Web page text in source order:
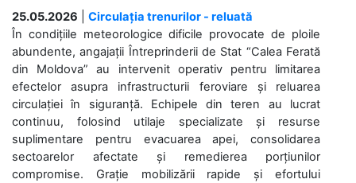
25.05.2026
Circulația trenurilor - reluată
În condițiile meteorologice dificile provocate de ploile
abundente, angajații Întreprinderii de Stat “Calea Ferată
din Moldova” au intervenit operativ pentru limitarea
efectelor asupra infrastructurii feroviare și reluarea
circulației în siguranță. Echipele din teren au lucrat
continuu, folosind utilaje specializate și resurse
suplimentare pentru evacuarea apei, consolidarea
sectoarelor afectate și remedierea porțiunilor
compromise. Grație mobilizării rapide și efortului